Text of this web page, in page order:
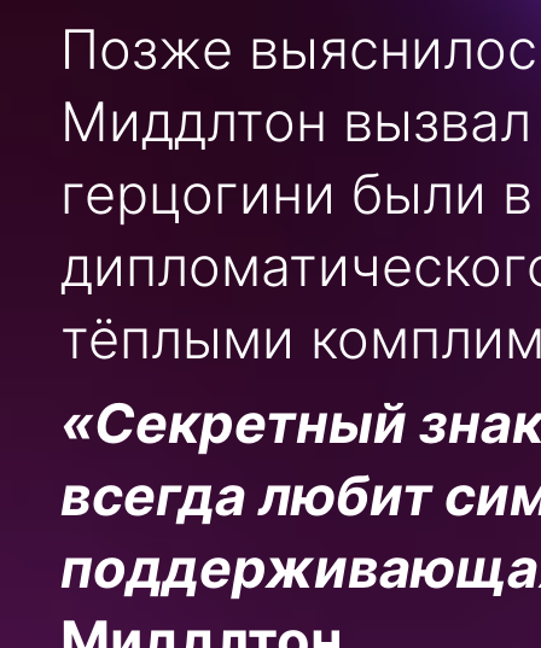
Позже
Миддлтон
герцогини были
тёплыми
«Секретный
всегда любит